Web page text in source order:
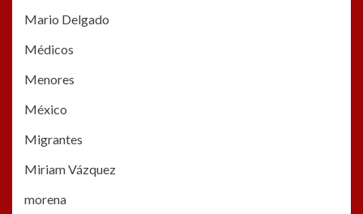
Mario Delgado
Médicos
Menores
México
Migrantes
Miriam Vázquez
morena